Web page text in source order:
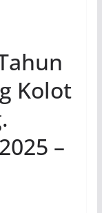
Kolot
–